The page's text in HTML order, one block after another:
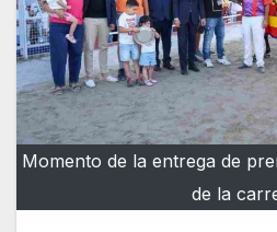
Momento de la entrega de
de la